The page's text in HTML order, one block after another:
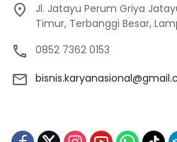
Jl. Jatayu Perum Griya
Timur, Terbanggi Besar,
0852 7362 0153